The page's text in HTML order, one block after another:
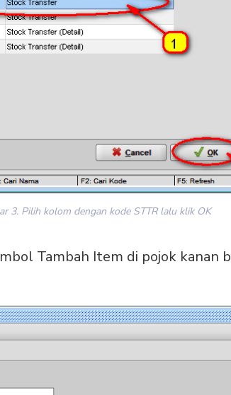
3. Pilih kolom dengan kode STTR lalu klik OK
Tambah Item di pojok kanan